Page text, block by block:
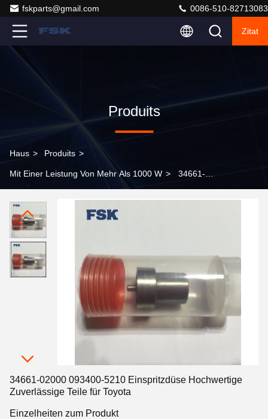
fskparts@gmail.com 0086-510-82713083
Zitat
Produits
Haus > Produits >
Mit Einer Leistung Von Mehr Als 1000 W > 34661-
Zuverlässige Teile für Toyota
34661-02000 093400-5210 Einspritzdüse Hochwertige
Zuverlässige Teile für Toyota
Einzelheiten zum Produkt